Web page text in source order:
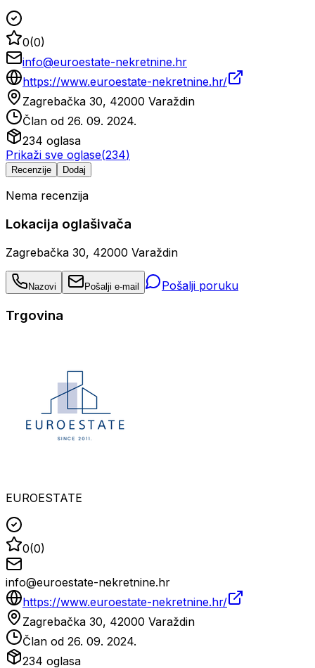
0(0)
info@euroestate-nekretnine.hr
https://www.euroestate-nekretnine.hr/
Zagrebačka 30, 42000 Varaždin
Član od 26. 09. 2024.
234 oglasa
Prikaži sve oglase(234)
Recenzije Dodaj
Nema recenzija
Lokacija oglašivača
Zagrebačka 30, 42000 Varaždin
Nazovi Pošalji e-mail Pošalji poruku
Trgovina
EUROESTATE
0(0)
info@euroestate-nekretnine.hr
https://www.euroestate-nekretnine.hr/
Zagrebačka 30, 42000 Varaždin
Član od 26. 09. 2024.
234 oglasa